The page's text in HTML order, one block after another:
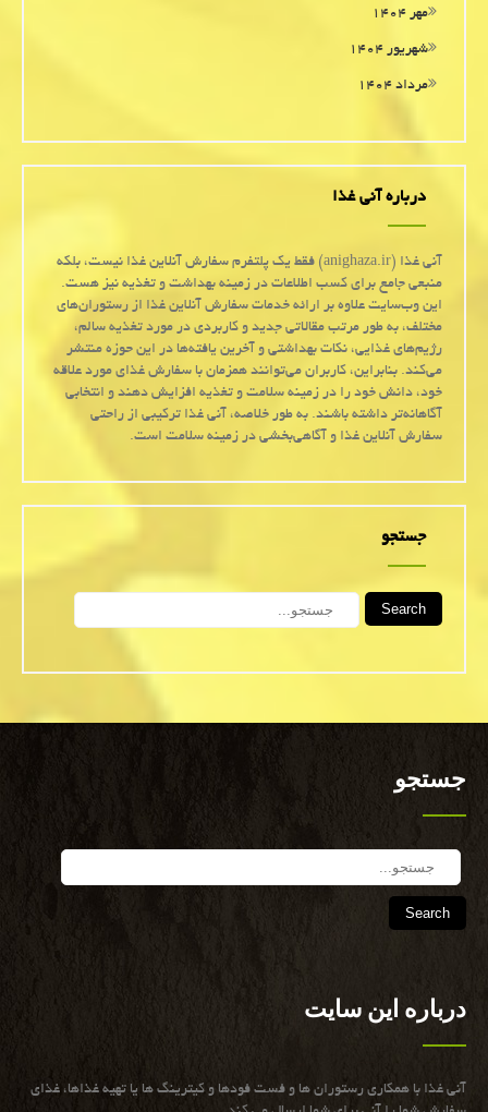
مهر ۱۴۰۴
شهریور ۱۴۰۴
مرداد ۱۴۰۴
درباره آنی غذا
آنی غذا (anighaza.ir) فقط یک پلتفرم سفارش آنلاین غذا نیست، بلکه
منبعی جامع برای کسب اطلاعات در زمینه بهداشت و تغذیه نیز هست.
این وب‌سایت علاوه بر ارائه خدمات سفارش آنلاین غذا از رستوران‌های
مختلف، به طور مرتب مقالاتی جدید و کاربردی در مورد تغذیه سالم،
رژیم‌های غذایی، نکات بهداشتی و آخرین یافته‌ها در این حوزه منتشر
می‌کند. بنابراین، کاربران می‌توانند همزمان با سفارش غذای مورد علاقه
خود، دانش خود را در زمینه سلامت و تغذیه افزایش دهند و انتخابی
آگاهانه‌تر داشته باشند. به طور خلاصه، آنی غذا ترکیبی از راحتی
سفارش آنلاین غذا و آگاهی‌بخشی در زمینه سلامت است.
جستجو
Search
جستجو
Search
درباره این سایت
آنی غذا با همكاری رستوران ها و فست فودها و كیترینگ ها یا تهیه غذاها، غذای